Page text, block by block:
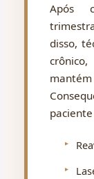
Após
disso,